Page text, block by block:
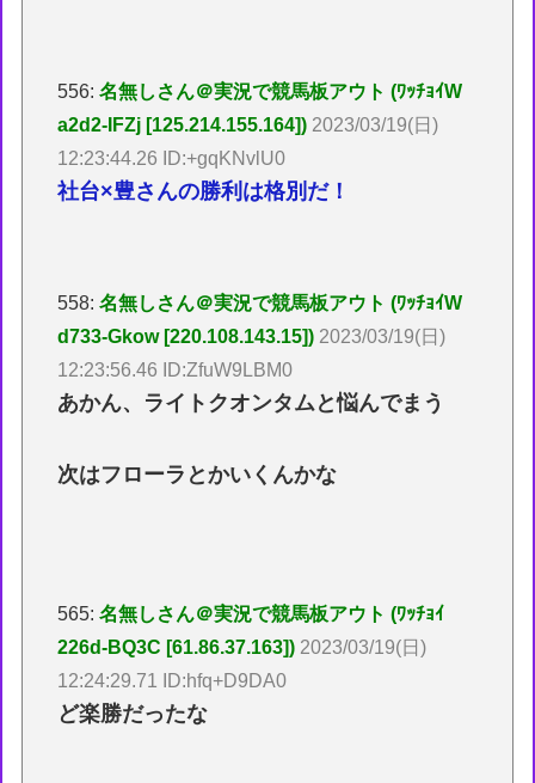
556:名無しさん＠実況で競馬板アウト (ﾜｯﾁｮｲW
a2d2-IFZj [125.214.155.164]) 2023/03/19(日)
12:23:44.26 ID:+gqKNvlU0
社台×豊さんの勝利は格別だ！
558:名無しさん＠実況で競馬板アウト (ﾜｯﾁｮｲW
d733-Gkow [220.108.143.15]) 2023/03/19(日)
12:23:56.46 ID:ZfuW9LBM0
あかん、ライトクオンタムと悩んでまう
次はフローラとかいくんかな
565:名無しさん＠実況で競馬板アウト (ﾜｯﾁｮｲ
226d-BQ3C [61.86.37.163]) 2023/03/19(日)
12:24:29.71 ID:hfq+D9DA0
ど楽勝だったな